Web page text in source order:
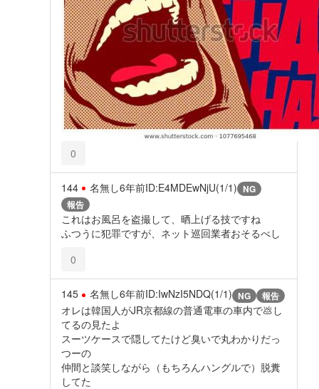
0
144 名無し6年前ID:E4MDEwNjU(1/1) NG
報告
これはお風呂を盗撮して、晒上げる技ですね
ふつうに犯罪ですが、ネット巡回業者おそるべし
0
145 名無し6年前ID:IwNzI5NDQ(1/1) NG 報告
オレは韓国人がJR京都線の普通電車の車内で💩し
てるの見たよ
スーツケースで隠してたけど臭いで丸わかりだっ
つーの
仲間と談笑しながら（もちろんハングルで）脱糞
してた